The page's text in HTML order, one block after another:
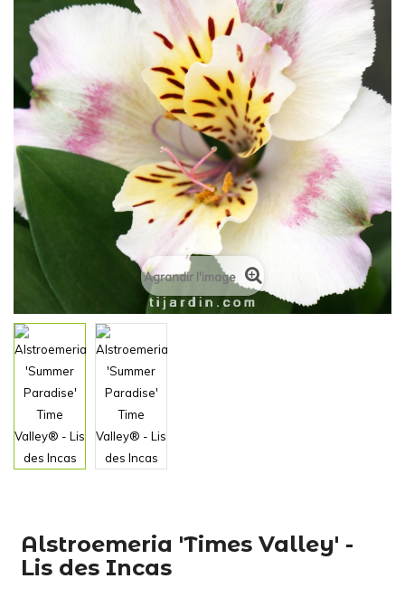
Agrandir l'image
Alstroemeria 'Times Valley' -
Lis des Incas